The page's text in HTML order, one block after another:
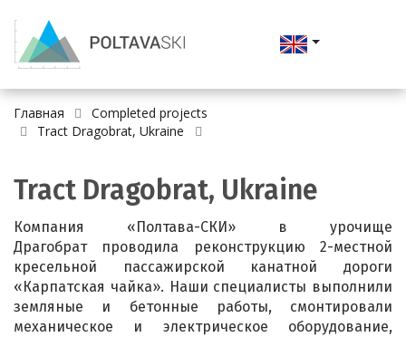
Главная
Completed projects
Tract Dragobrat, Ukraine
Tract Dragobrat, Ukraine
Компания «Полтава-СКИ» в урочище
Драгобрат проводила реконструкцию 2-местной
кресельной пассажирской канатной дороги
«Карпатская чайка». Наши специалисты выполнили
земляные и бетонные работы, смонтировали
механическое и электрическое оборудование,